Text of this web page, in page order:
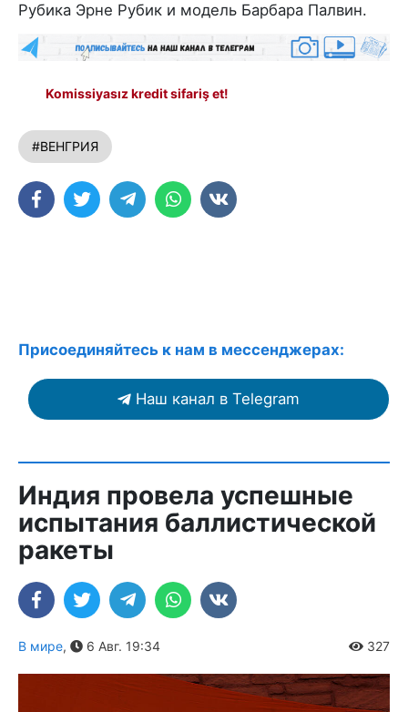
Рубика Эрне Рубик и модель Барбара Палвин.
Komissiyasız kredit sifariş et!
#ВЕНГРИЯ
Присоединяйтесь к нам в мессенджерах:
Наш канал в Telegram
Индия провела успешные
испытания баллистической
ракеты
В мире, 6 Авг. 19:34 327